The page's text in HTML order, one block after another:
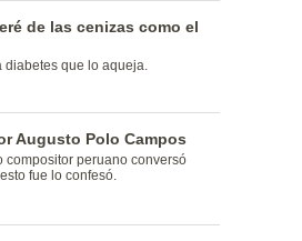
de las cenizas como el
diabetes que lo aqueja.
Augusto Polo Campos
compositor peruano conversó
fue lo confesó.